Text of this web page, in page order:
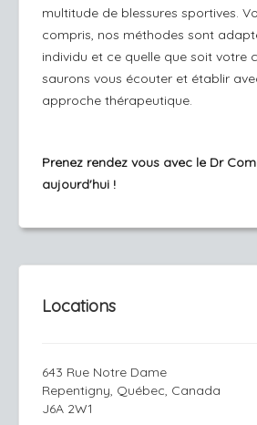
multitude de blessures sportives.
compris, nos méthodes sont
individu et ce quelle que soit votre
saurons vous écouter et établir
approche thérapeutique.
Prenez rendez vous avec le Dr
aujourd'hui !
Locations
643 Rue Notre Dame
Repentigny, Québec, Canada
J6A 2W1